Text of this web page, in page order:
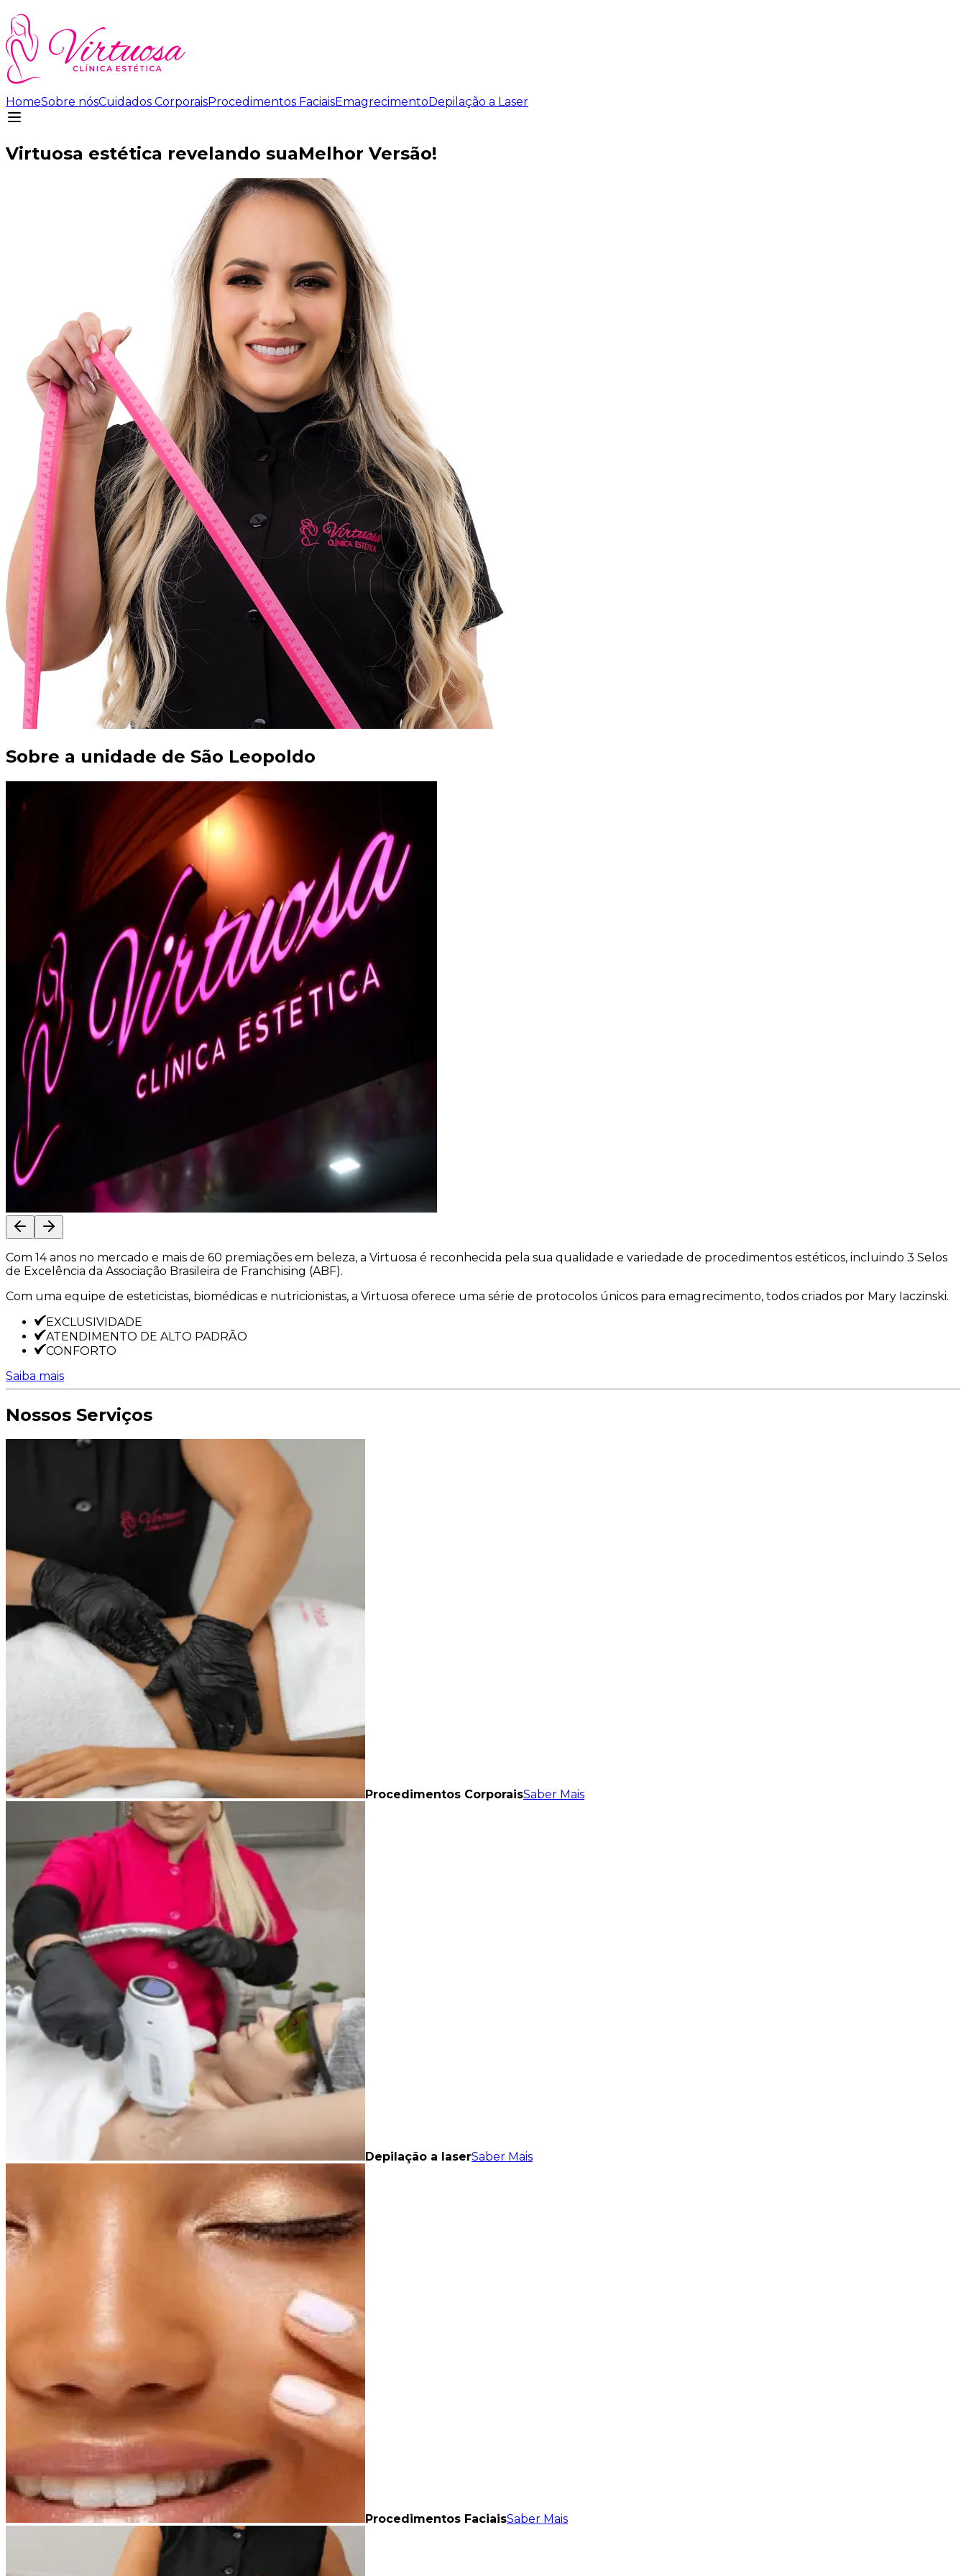
HomeSobre nósCuidados CorporaisProcedimentos FaciaisEmagrecimentoDepilação a Laser
Virtuosa estética revelando suaMelhor Versão!
Sobre a unidade de São Leopoldo
Com 14 anos no mercado e mais de 60 premiações em beleza, a Virtuosa é reconhecida pela sua qualidade e variedade de procedimentos estéticos, incluindo 3 Selos
de Excelência da Associação Brasileira de Franchising (ABF).
Com uma equipe de esteticistas, biomédicas e nutricionistas, a Virtuosa oferece uma série de protocolos únicos para emagrecimento, todos criados por Mary Iaczinski.
EXCLUSIVIDADE
ATENDIMENTO DE ALTO PADRÃO
CONFORTO
Saiba mais
Nossos Serviços
Procedimentos CorporaisSaber Mais
Depilação a laserSaber Mais
Procedimentos FaciaisSaber Mais